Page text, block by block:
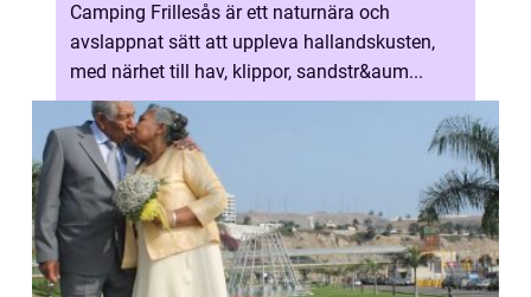
Camping Frillesås är ett naturnära och
avslappnat sätt att uppleva hallandskusten,
med närhet till hav, klippor, sandstr&aum...